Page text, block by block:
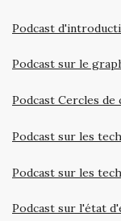
Podcast
Podcast sur le
Podcast Cercles
Podcast sur les
Podcast sur les
Podcast sur l'état